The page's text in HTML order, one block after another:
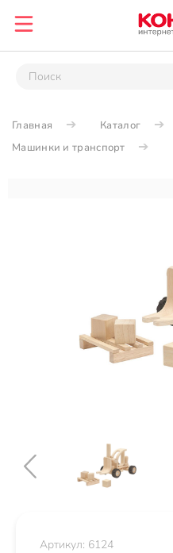
Главная Каталог
Машинки и транспорт
Артикул: 6124